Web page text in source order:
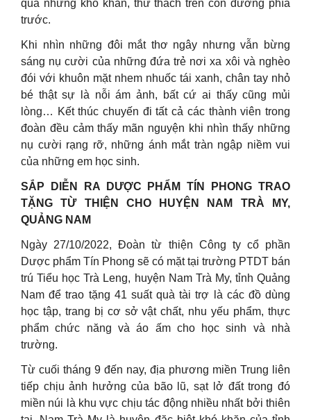
qua những khó khăn, thử thách trên con đường phía
trước.
Khi nhìn những đôi mắt thơ ngây nhưng vẫn bừng
sáng nụ cười của những đứa trẻ nơi xa xôi và nghèo
đói với khuôn mặt nhem nhuốc tái xanh, chân tay nhỏ
bé thật sự là nỗi ám ảnh, bất cứ ai thấy cũng mủi
lòng… Kết thúc chuyến đi tất cả các thành viên trong
đoàn đều cảm thấy mãn nguyện khi nhìn thấy những
nụ cười rạng rỡ, những ánh mắt tràn ngập niềm vui
của những em học sinh.
SẮP DIỄN RA DƯỢC PHẨM TÍN PHONG TRAO
TẶNG TỪ THIỆN CHO HUYỆN NAM TRÀ MY,
QUẢNG NAM
Ngày 27/10/2022, Đoàn từ thiện Công ty cổ phần
Dược phẩm Tín Phong sẽ có mặt tại trường PTDT bán
trú Tiểu học Trà Leng, huyện Nam Trà My, tỉnh Quảng
Nam để trao tặng 41 suất quà tài trợ là các đồ dùng
học tập, trang bị cơ sở vật chất, nhu yếu phẩm, thực
phẩm chức năng và áo ấm cho học sinh và nhà
trường.
Từ cuối tháng 9 đến nay, địa phương miền Trung liên
tiếp chịu ảnh hưởng của bão lũ, sạt lở đất trong đó
miền núi là khu vực chịu tác động nhiều nhất bởi thiên